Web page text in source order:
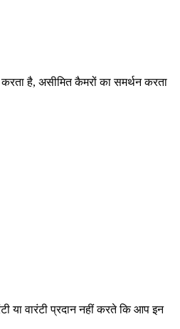
है, असीमित कैमरों का समर्थन करता
या वारंटी प्रदान नहीं करते कि आप इन